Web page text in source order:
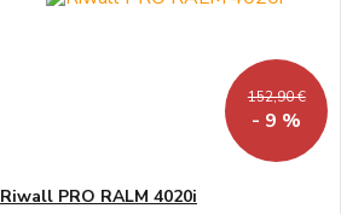
152,90 €
- 9 %
Riwall PRO RALM 4020i